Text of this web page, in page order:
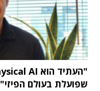
שפועלת בעולם הפיזי"